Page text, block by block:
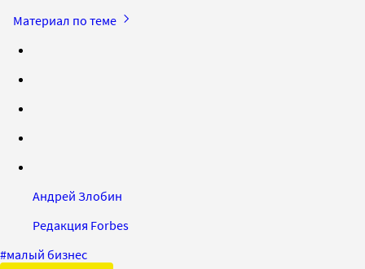
Материал по теме
Андрей Злобин
Редакция Forbes
#малый бизнес